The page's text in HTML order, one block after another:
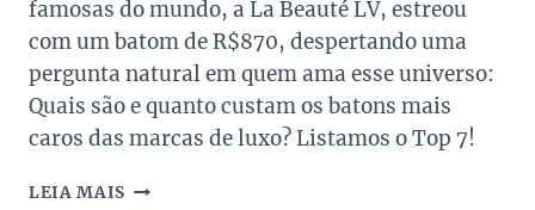
famosas do mundo, a La Beauté LV, estreou
com um batom de R$870, despertando uma
pergunta natural em quem ama esse universo:
Quais são e quanto custam os batons mais
caros das marcas de luxo? Listamos o Top 7!
LEIA MAIS QUANTO